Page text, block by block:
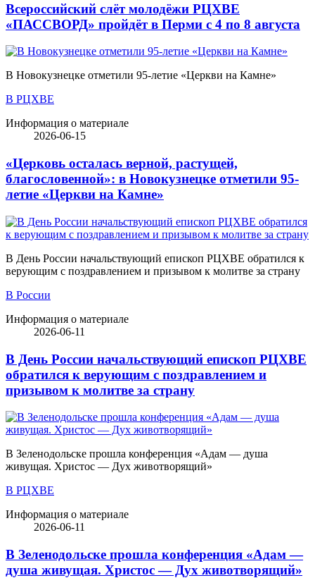
Всероссийский слёт молодёжи РЦХВЕ
«ПАССВОРД» пройдёт в Перми с 4 по 8 августа
В Новокузнецке отметили 95-летие «Церкви на Камне»
В РЦХВЕ
Информация о материале
2026-06-15
«Церковь осталась верной, растущей,
благословенной»: в Новокузнецке отметили 95-
летие «Церкви на Камне»
В День России начальствующий епископ РЦХВЕ обратился к
верующим с поздравлением и призывом к молитве за страну
В России
Информация о материале
2026-06-11
В День России начальствующий епископ РЦХВЕ
обратился к верующим с поздравлением и
призывом к молитве за страну
В Зеленодольске прошла конференция «Адам — душа
живущая. Христос — Дух животворящий»
В РЦХВЕ
Информация о материале
2026-06-11
В Зеленодольске прошла конференция «Адам —
душа живущая. Христос — Дух животворящий»